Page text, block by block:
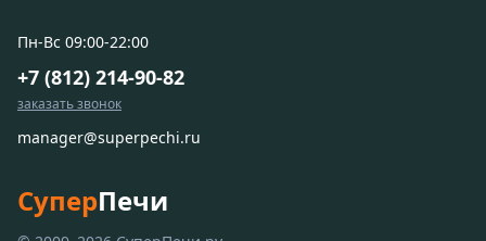
Пн-Вс 09:00-22:00
+7 (812) 214-90-82
заказать звонок
manager@superpechi.ru
СуперПечи